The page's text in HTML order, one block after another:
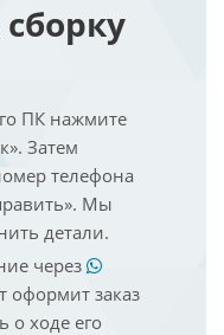
ПК нажмите
Затем
телефона
Мы
детали.
через
оформит заказ
о ходе его